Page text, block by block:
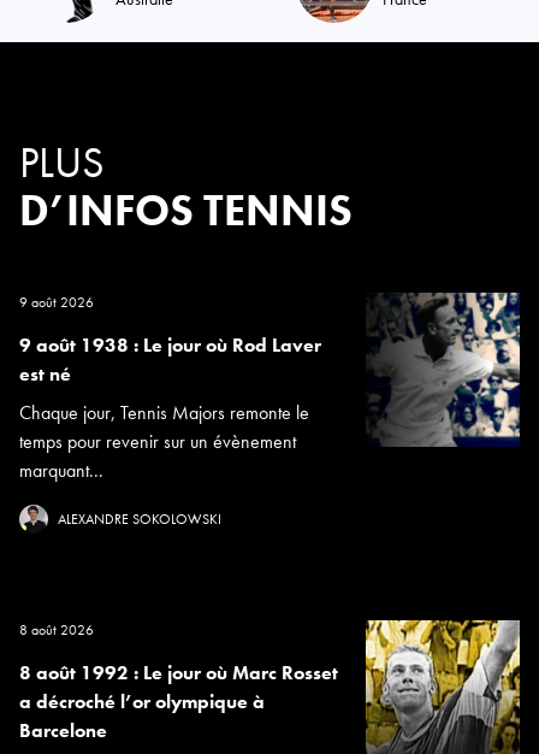
PLUS
D’INFOS TENNIS
9 août 2026
9 août 1938 : Le jour où Rod Laver
est né
Chaque jour, Tennis Majors remonte le
temps pour revenir sur un évènement
marquant...
ALEXANDRE SOKOLOWSKI
8 août 2026
8 août 1992 : Le jour où Marc Rosset
a décroché l’or olympique à
Barcelone